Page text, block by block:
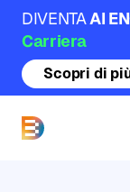
DIVENTAAI
Carriera
Scopri di